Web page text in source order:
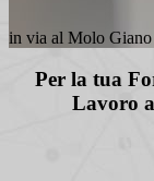
in via al Molo Giano
Per la tua
Lavoro